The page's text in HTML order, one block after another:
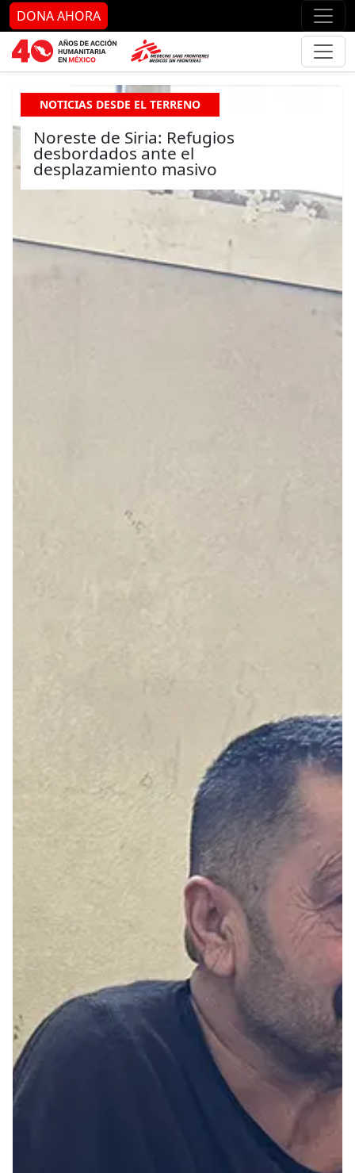
Ir al contenido principal Ir
DONA AHORA
NOTICIAS DESDE EL TERRENO
Noreste de Siria: Refugios
desbordados ante el
desplazamiento masivo